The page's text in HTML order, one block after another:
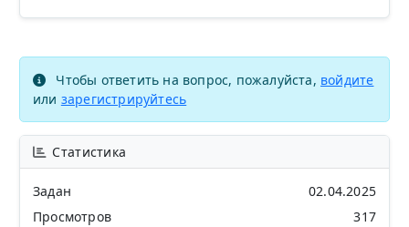
Чтобы ответить на вопрос, пожалуйста, войдите
или зарегистрируйтесь
Статистика
Задан
02.04.2025
Просмотров
317